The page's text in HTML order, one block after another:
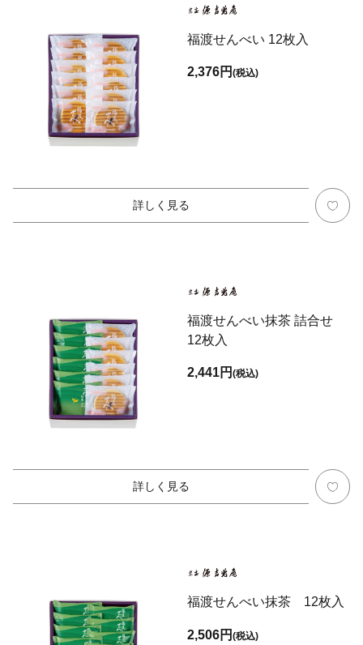
福渡せんべい 12枚入
2,376円(税込)
詳しく見る
福渡せんべい抹茶 詰合せ
12枚入
2,441円(税込)
詳しく見る
福渡せんべい抹茶 12枚入
2,506円(税込)